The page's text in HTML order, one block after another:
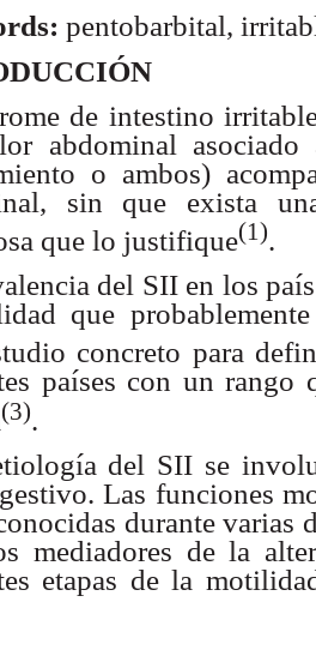
pentobarbital,
de intestino
abdominal
o ambos)
sin que exista
que lo justifique(1).
del SII en los
que
concreto para
países con un
(3).
del SII se
Las funciones
durante varias
mediadores de la
etapas de la